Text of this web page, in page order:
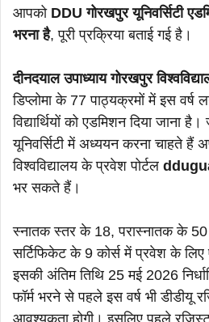
आपको DDU गोरखपुर यूनिवर्सिटी
भरना है, पूरी प्रक्रिया बताई गई है।
दीनदयाल उपाध्याय गोरखपुर
डिप्लोमा के 77 पाठ्यक्रमों में इस वर्ष
विद्यार्थियों को एडमिशन दिया जाना है।
यूनिवर्सिटी में अध्ययन करना चाहते
विश्वविद्यालय के प्रवेश पोर्टल
भर सकते हैं।
स्नातक स्तर के 18, परास्नातक के 50
सर्टिफिकेट के 9 कोर्स में प्रवेश के लिए
इसकी अंतिम तिथि 25 मई 2026
फॉर्म भरने से पहले इस वर्ष भी डीडीयू
आवश्यकता होगी। इसलिए पहले